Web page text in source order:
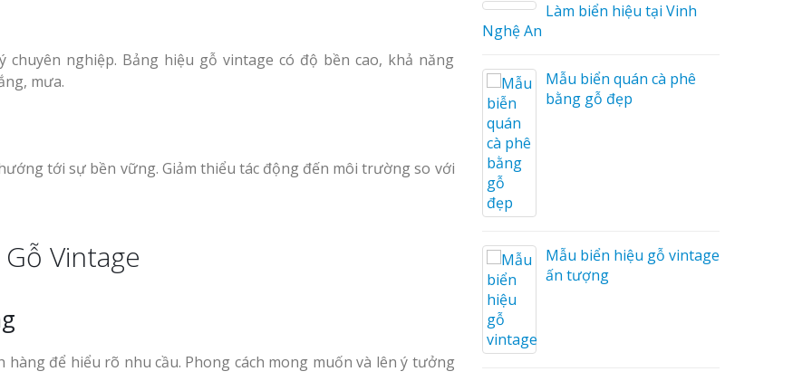
nghiệp. Bảng hiệu gỗ vintage có độ bền cao, khả năng
mưa.
tới sự bền vững. Giảm thiểu tác động đến môi trường so với
Vintage
để hiểu rõ nhu cầu. Phong cách mong muốn và lên ý tưởng
Phẩm Vinh Thu Hút Khách Hàng
Làm biển hiệu tại Vinh
Nghệ An
Mẫu biển quán cà phê
bằng gỗ đẹp
Mẫu biển hiệu gỗ vintage
ấn tượng
Áo
Nhà
Mẫu biển hiệu gỗ
vintage ấn tượng